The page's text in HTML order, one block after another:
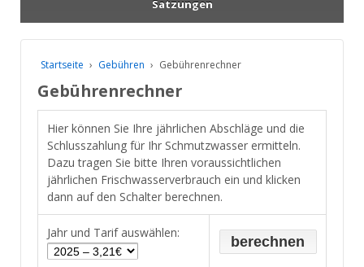
Satzungen
Startseite › Gebühren › Gebührenrechner
Gebührenrechner
Hier können Sie Ihre jährlichen Abschläge und die
Schlusszahlung für Ihr Schmutzwasser ermitteln.
Dazu tragen Sie bitte Ihren voraussichtlichen
jährlichen Frischwasserverbrauch ein und klicken
dann auf den Schalter berechnen.
Jahr und Tarif auswählen: